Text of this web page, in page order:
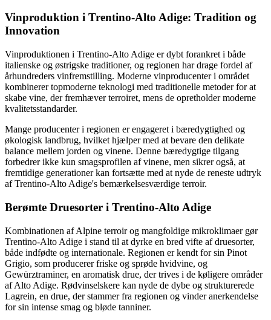
Vinproduktion i Trentino-Alto Adige: Tradition og
Innovation
Vinproduktionen i Trentino-Alto Adige er dybt forankret i både
italienske og østrigske traditioner, og regionen har drage fordel af
århundreders vinfremstilling. Moderne vinproducenter i området
kombinerer topmoderne teknologi med traditionelle metoder for at
skabe vine, der fremhæver terroiret, mens de opretholder moderne
kvalitetsstandarder.
Mange producenter i regionen er engageret i bæredygtighed og
økologisk landbrug, hvilket hjælper med at bevare den delikate
balance mellem jorden og vinene. Denne bæredygtige tilgang
forbedrer ikke kun smagsprofilen af vinene, men sikrer også, at
fremtidige generationer kan fortsætte med at nyde de reneste udtryk
af Trentino-Alto Adige's bemærkelsesværdige terroir.
Berømte Druesorter i Trentino-Alto Adige
Kombinationen af Alpine terroir og mangfoldige mikroklimaer gør
Trentino-Alto Adige i stand til at dyrke en bred vifte af druesorter,
både indfødte og internationale. Regionen er kendt for sin Pinot
Grigio, som producerer friske og sprøde hvidvine, og
Gewürztraminer, en aromatisk drue, der trives i de køligere områder
af Alto Adige. Rødvinselskere kan nyde de dybe og strukturerede
Lagrein, en drue, der stammer fra regionen og vinder anerkendelse
for sin intense smag og bløde tanniner.